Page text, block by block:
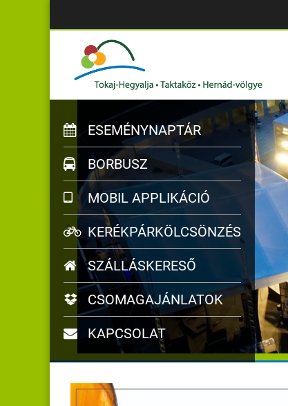
ESEMÉNYNAPTÁR
BORBUSZ
MOBIL APPLIKÁCIÓ
KERÉKPÁRKÖLCSÖNZÉS
SZÁLLÁSKERESŐ
CSOMAGAJÁNLATOK
KAPCSOLAT